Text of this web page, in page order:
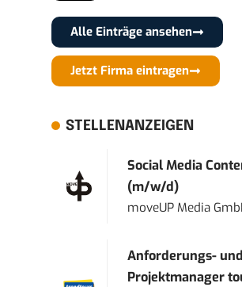
Alle Einträge ansehen
Jetzt Firma eintragen
STELLENANZEIGEN
Social Media
(m/w/d)
moveUP Media
Anforderungs- und
Projektmanager